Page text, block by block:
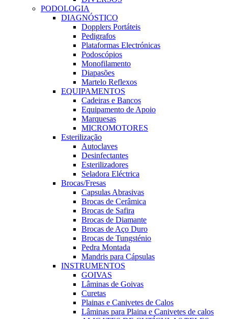
PODOLOGIA
DIAGNÓSTICO
Dopplers Portáteis
Pedigrafos
Plataformas Electrónicas
Podoscópios
Monofilamento
Diapasões
Martelo Reflexos
EQUIPAMENTOS
Cadeiras e Bancos
Equipamento de Apoio
Marquesas
MICROMOTORES
Esterilização
Autoclaves
Desinfectantes
Esterilizadores
Seladora Eléctrica
Brocas/Fresas
Capsulas Abrasivas
Brocas de Cerâmica
Brocas de Safira
Brocas de Diamante
Brocas de Aço Duro
Brocas de Tungsténio
Pedra Montada
Mandris para Cápsulas
INSTRUMENTOS
GOIVAS
Lâminas de Goivas
Curetas
Plainas e Canivetes de Calos
Lâminas para Plaina e Canivetes de calos